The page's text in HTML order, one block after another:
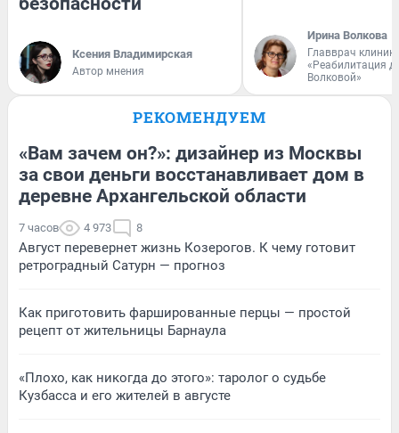
Ксения Владимирская
Автор мнения
Ирина Волкова
Главврач
«Реабилитация
Волковой»
РЕКОМЕНДУЕМ
«Вам зачем он?»: дизайнер из Москвы
за свои деньги восстанавливает дом в
деревне Архангельской области
7 часов 4 973 8
Август перевернет жизнь Козерогов. К чему готовит
ретроградный Сатурн — прогноз
Как приготовить фаршированные перцы — простой
рецепт от жительницы Барнаула
«Плохо, как никогда до этого»: таролог о судьбе
Кузбасса и его жителей в августе